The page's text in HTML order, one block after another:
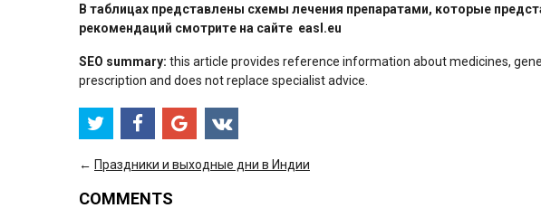
В таблицах представлены схемы лечения препаратами, которые
рекомендаций смотрите на сайте easl.eu
SEO summary: this article provides reference information about medicines,
prescription and does not replace specialist advice.
← Праздники и выходные дни в Индии
COMMENTS